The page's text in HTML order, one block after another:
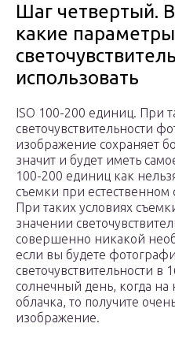
Шаг четвертый.
какие параметры
использовать
ISO 100-200 единиц. При
светочувствительности
изображение сохраняет
значит и будет иметь
100-200 единиц как
съемки при
При таких условиях
значении
совершенно никакой
если вы будете
светочувствительности в
солнечный день, когда на
облачка, то получите
изображение.